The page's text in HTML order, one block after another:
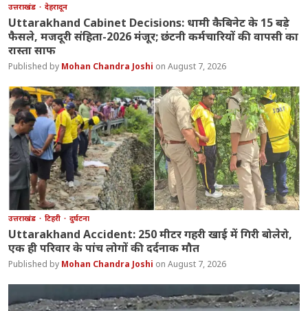
उत्तराखंड देहरादून
Uttarakhand Cabinet Decisions: धामी कैबिनेट के 15 बड़े
फैसले, मजदूरी संहिता-2026 मंजूर; छंटनी कर्मचारियों की वापसी का
रास्ता साफ
Mohan Chandra Joshi August 7, 2026
उत्तराखंड टिहरी दुर्घटना
Uttarakhand Accident: 250 मीटर गहरी खाई में गिरी बोलेरो,
एक ही परिवार के पांच लोगों की दर्दनाक मौत
Mohan Chandra Joshi August 7, 2026